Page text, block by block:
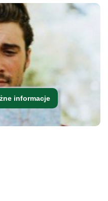
informacje